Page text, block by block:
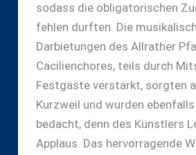
sodass die obligatorischen
fehlen durften. Die
Darbietungen des Allrather
Cäcilienchores, teils durch
Festgäste verstärkt, sorgten
Kurzweil und wurden
bedacht, denn des Künstlers
Applaus. Das hervorragende